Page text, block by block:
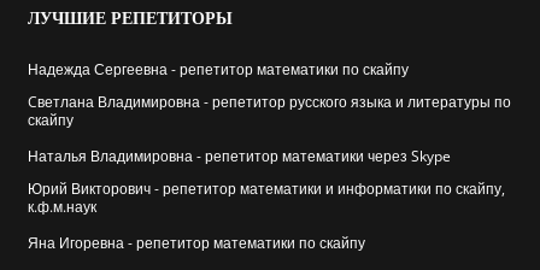
ЛУЧШИЕ РЕПЕТИТОРЫ
Надежда Сергеевна - репетитор математики по скайпу
Cветлана Владимировна - репетитор русского языка и литературы по
скайпу
Наталья Владимировна - репетитор математики через Skype
Юрий Викторович - репетитор математики и информатики по скайпу,
к.ф.м.наук
Яна Игоревна - репетитор математики по скайпу